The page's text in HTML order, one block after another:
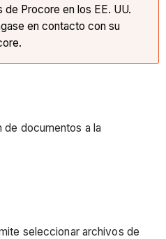
de Procore en los EE. UU.
en contacto con su
de documentos a la
seleccionar archivos de